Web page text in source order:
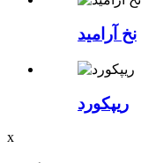
نخ آرامید
ریپکورد
x